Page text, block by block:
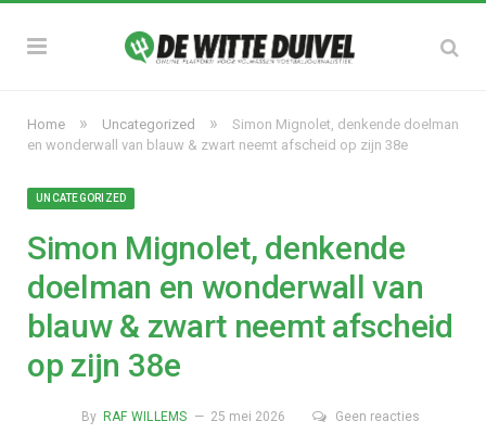
Home » Uncategorized »
Simon Mignolet, denkende doelman
en wonderwall van blauw & zwart neemt afscheid op zijn 38e
UNCATEGORIZED
Simon Mignolet, denkende
doelman en wonderwall van
blauw & zwart neemt afscheid
op zijn 38e
By RAF WILLEMS 25 mei 2026 Geen reacties